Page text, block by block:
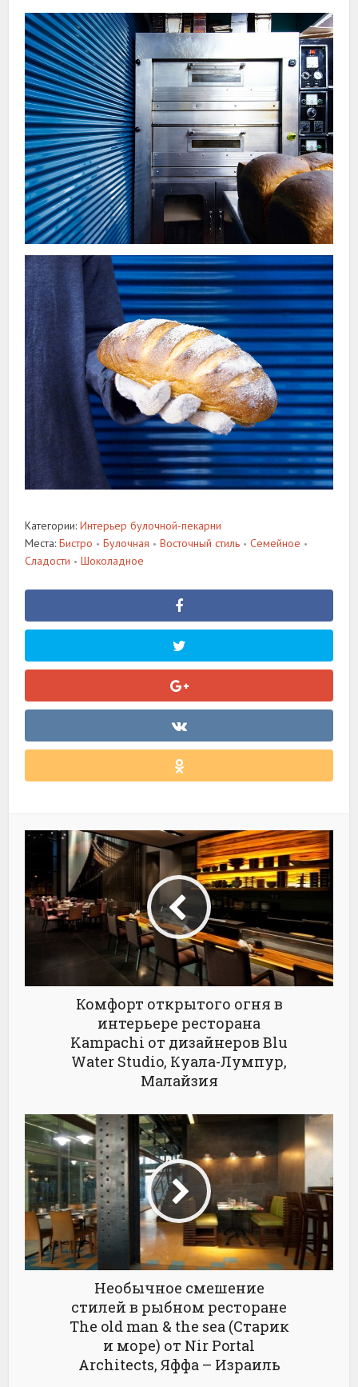
Категории:Интерьер булочной-пекарни
Места:Бистро • Булочная • Восточный стиль • Семейное •
Сладости • Шоколадное
Комфорт открытого огня в
интерьере ресторана
Kampachi от дизайнеров Blu
Water Studio, Куала-Лумпур,
Малайзия
Необычное смешение
стилей в рыбном ресторане
The old man & the sea (Старик
и море) от Nir Portal
Architects, Яффа – Израиль